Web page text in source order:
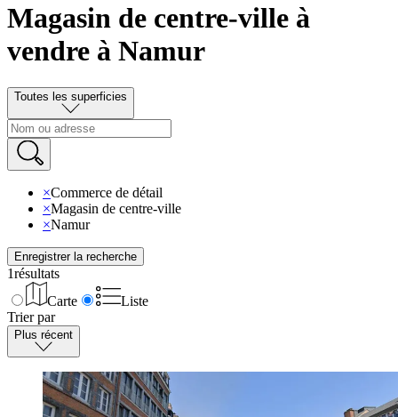
Magasin de centre-ville à
vendre à Namur
Toutes les superficies
×Commerce de détail
×Magasin de centre-ville
×Namur
Enregistrer la recherche
1résultats
Carte
Liste
Trier par
Plus récent